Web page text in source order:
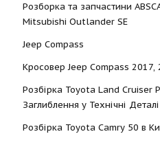
Розборка та запчастини
Mitsubishi Outlander SE
Jeep Compass
Кросовер Jeep Compass
Розбірка Toyota Land Cruiser
Заглиблення у Технічні Деталі
Розбірка Toyota Camry 50 в